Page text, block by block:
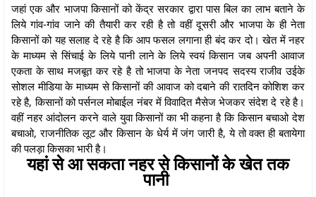
जहां एक और भाजपा किसानों को केंद्र सरकार द्वारा पास बिल का लाभ बताने के
लिये गांव-गांव जाने की तैयारी कर रही है तो वहीं दूसरी और भाजपा के ही नेता
किसानों को यह सलाह दे रहे है कि आप फसल लगाना ही बंद कर दो। खेत में नहर
के माध्यम से सिंचाई के लिये पानी लाने के लिये स्वयं किसान जब अपनी आवाज
एकता के साथ मजबूत कर रहे है तो भाजपा के नेता जनपद सदस्य राजीव उईके
सोशल मीडिया के माध्यम से किसानों की आवाज को दबाने की रातदिन कोशिश कर
रहे है, किसानों को पर्सनल मोबाईल नंबर में विवादित मैसेज भेजकर संदेश दे रहे है।
वहीं नहर आंदोलन करने वाले युवा किसानों का भी कहना है कि किसान बचाओ देश
बचाओ, राजनीतिक लूट और किसान के धेर्य में जंग जारी है, ये तो वक्त ही बतायेगा
की पलड़ा किसका भारी है।
यहां से आ सकता नहर से किसानों के खेत तक
पानी